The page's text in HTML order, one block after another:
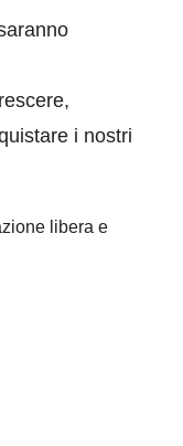
i nostri
libera e